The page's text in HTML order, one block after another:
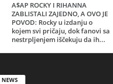
A$AP ROCKY I RIHANNA
ZABLISTALI ZAJEDNO, A OVO JE
POVOD: Rocky u izdanju o
kojem svi pričaju, dok fanovi sa
nestrpljenjem iščekuju da ih...
NEWS